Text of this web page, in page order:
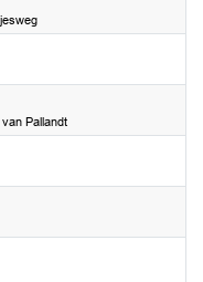
Pallandt